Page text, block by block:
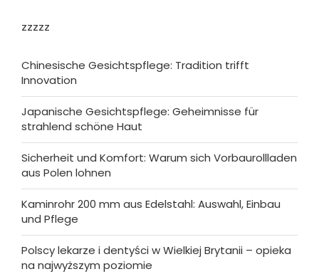
zzzzz
Chinesische Gesichtspflege: Tradition trifft
Innovation
Japanische Gesichtspflege: Geheimnisse für
strahlend schöne Haut
Sicherheit und Komfort: Warum sich Vorbaurollladen
aus Polen lohnen
Kaminrohr 200 mm aus Edelstahl: Auswahl, Einbau
und Pflege
Polscy lekarze i dentyści w Wielkiej Brytanii – opieka
na najwyższym poziomie